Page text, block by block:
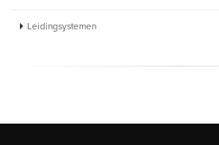
Leidingsystemen